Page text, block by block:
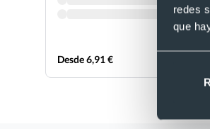
redes
que
Desde 6,91 €